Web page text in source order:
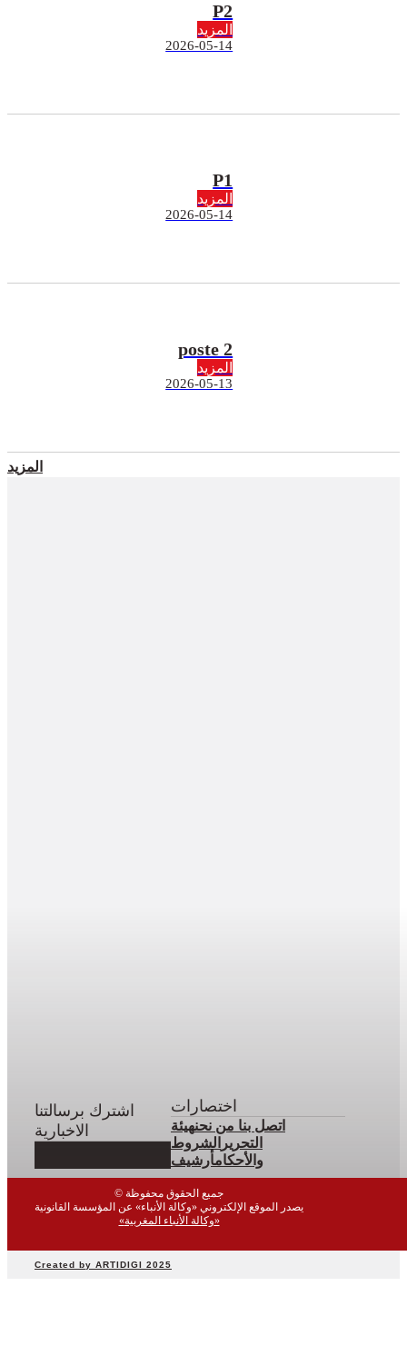
P2
المزيد
2026-05-14
P1
المزيد
2026-05-14
poste 2
المزيد
2026-05-13
المزيد
اشترك برسالتنا
الاخبارية
اختصارات
اتصل بنا من نحنهيئة
التحرير الشروط
والأحكامأرشيف
© جميع الحقوق محفوظة
يصدر الموقع الإلكتروني «وكالة الأنباء» عن المؤسسة القانونية
«وكالة الأنباء المغربية»
Created by ARTIDIGI 2025